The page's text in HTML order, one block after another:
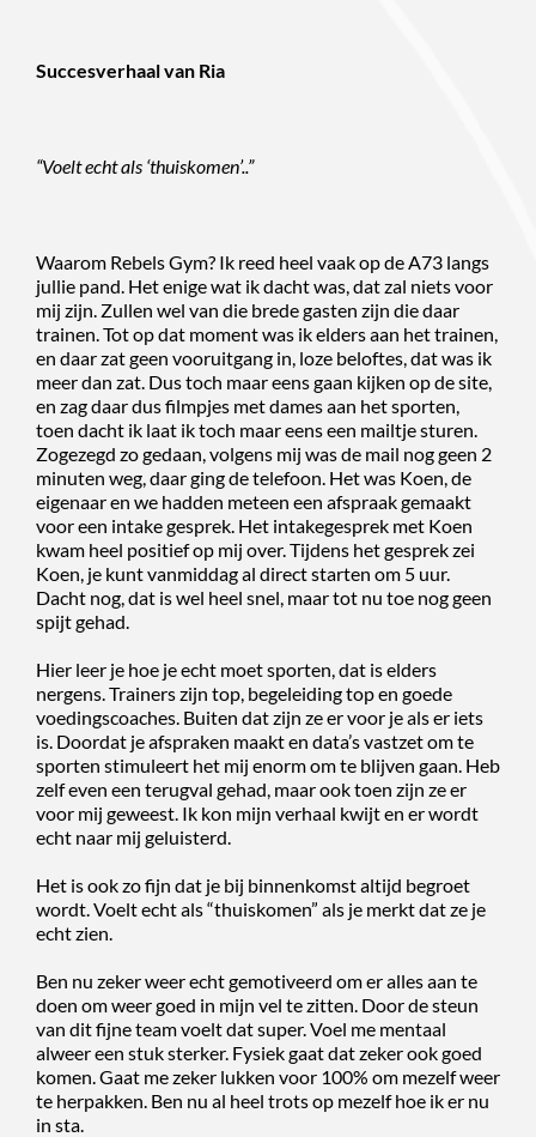
Succesverhaal van Ria
“Voelt echt als ‘thuiskomen’..”
Waarom Rebels Gym? Ik reed heel vaak op de A73 langs
jullie pand. Het enige wat ik dacht was, dat zal niets voor
mij zijn. Zullen wel van die brede gasten zijn die daar
trainen. Tot op dat moment was ik elders aan het trainen,
en daar zat geen vooruitgang in, loze beloftes, dat was ik
meer dan zat. Dus toch maar eens gaan kijken op de site,
en zag daar dus filmpjes met dames aan het sporten,
toen dacht ik laat ik toch maar eens een mailtje sturen.
Zogezegd zo gedaan, volgens mij was de mail nog geen 2
minuten weg, daar ging de telefoon. Het was Koen, de
eigenaar en we hadden meteen een afspraak gemaakt
voor een intake gesprek. Het intakegesprek met Koen
kwam heel positief op mij over. Tijdens het gesprek zei
Koen, je kunt vanmiddag al direct starten om 5 uur.
Dacht nog, dat is wel heel snel, maar tot nu toe nog geen
spijt gehad.
Hier leer je hoe je echt moet sporten, dat is elders
nergens. Trainers zijn top, begeleiding top en goede
voedingscoaches. Buiten dat zijn ze er voor je als er iets
is. Doordat je afspraken maakt en data’s vastzet om te
sporten stimuleert het mij enorm om te blijven gaan. Heb
zelf even een terugval gehad, maar ook toen zijn ze er
voor mij geweest. Ik kon mijn verhaal kwijt en er wordt
echt naar mij geluisterd.
Het is ook zo fijn dat je bij binnenkomst altijd begroet
wordt. Voelt echt als “thuiskomen” als je merkt dat ze je
echt zien.
Ben nu zeker weer echt gemotiveerd om er alles aan te
doen om weer goed in mijn vel te zitten. Door de steun
van dit fijne team voelt dat super. Voel me mentaal
alweer een stuk sterker. Fysiek gaat dat zeker ook goed
komen. Gaat me zeker lukken voor 100% om mezelf weer
te herpakken. Ben nu al heel trots op mezelf hoe ik er nu
in sta.